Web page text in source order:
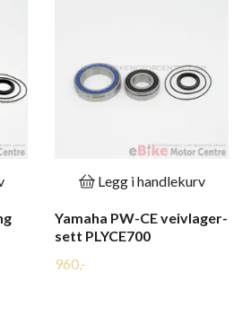
Legg i handlekurv
Yamaha PW-CE veivlager-
sett PLYCE700
960,-